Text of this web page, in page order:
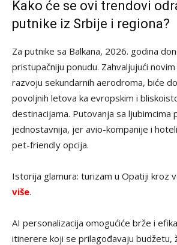
Kako će se ovi trendovi
putnike iz Srbije i regiona?
Za putnike sa Balkana, 2026. godina
pristupačniju ponudu. Zahvaljujući
razvoju sekundarnih aerodroma, biće
povoljnih letova ka evropskim i
destinacijama. Putovanja sa ljubimcima
jednostavnija, jer avio-kompanije i
pet-friendly opcija.
Istorija glamura: turizam u Opatiji kroz
više.
AI personalizacija omogućiće brže i
itinerere koji se prilagođavaju budžetu,